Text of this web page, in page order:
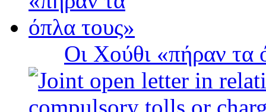
Οι Χούθι «πήραν τα